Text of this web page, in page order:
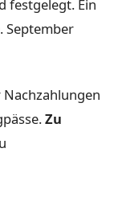
festgelegt. Ein
September
Zu